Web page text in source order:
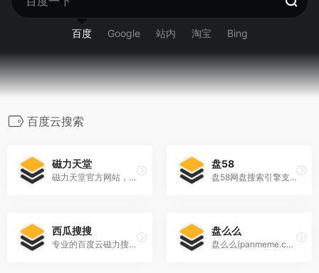
百度 Google 站内 淘宝 Bing
百度云搜索
磁力天堂
磁力天堂官方网站，磁力天堂2021年、2022年最新网址。热门资源福利网站，资源福利搜索
盘58
盘58网盘搜索引擎支持百度网盘搜索、新浪微盘搜索、城通网盘搜索等云搜索服务，实时收录最新各类网盘资源，为您提供专业的网盘搜索服务。
西瓜搜搜
专业的百度云磁力搜索引擎，上亿级的磁力源下载，最实用的百度云搜索引擎，名副其实的超级磁力搜索神器!，实时收录百度云、百度网盘等资源，每天更新各类高清资源
盘么么
盘么么(panmeme.com)是专业的网盘搜索引擎，上亿级的网盘资源下载，最实用的百度云搜索引擎，名副其实的超级网盘搜索神器!，实时收录百度云、百度网盘等资源，每天更新各类高清电影